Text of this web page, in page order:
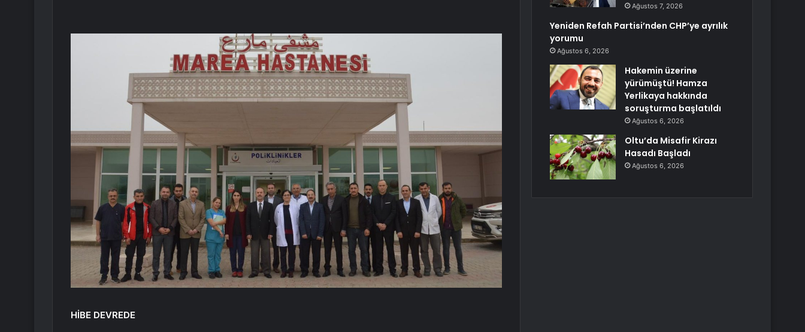
HİBE DEVREDE
Ağustos 7, 2026
Yeniden Refah Partisi’nden CHP’ye ayrılık
yorumu
Ağustos 6, 2026
Hakemin üzerine
yürümüştü! Hamza
Yerlikaya hakkında
soruşturma başlatıldı
Ağustos 6, 2026
Oltu’da Misafir Kirazı
Hasadı Başladı
Ağustos 6, 2026